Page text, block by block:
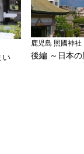
い
鹿児島 照國神社
後編 ～日本